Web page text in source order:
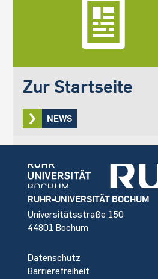
Zur Startseite
NEWS
Footer
RUHR-UNIVERSITÄT BOCHUM
Universitätsstraße 150
44801 Bochum
Datenschutz
Barrierefreiheit